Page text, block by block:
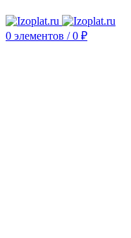
0 элементов / 0 ₽